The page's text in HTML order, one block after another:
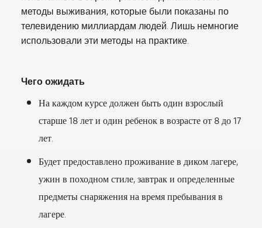
методы выживания, которые были показаны по
телевидению миллиардам людей. Лишь немногие
использовали эти методы на практике.
Чего ожидать
На каждом курсе должен быть один взрослый
старше 18 лет и один ребенок в возрасте от 8 до 17
лет.
Будет предоставлено проживание в диком лагере,
ужин в походном стиле, завтрак и определенные
предметы снаряжения на время пребывания в
лагере.